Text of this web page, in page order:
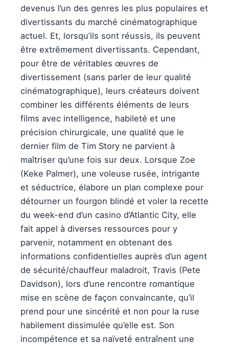
devenus l’un des genres les plus populaires et
divertissants du marché cinématographique
actuel. Et, lorsqu’ils sont réussis, ils peuvent
être extrêmement divertissants. Cependant,
pour être de véritables œuvres de
divertissement (sans parler de leur qualité
cinématographique), leurs créateurs doivent
combiner les différents éléments de leurs
films avec intelligence, habileté et une
précision chirurgicale, une qualité que le
dernier film de Tim Story ne parvient à
maîtriser qu’une fois sur deux. Lorsque Zoe
(Keke Palmer), une voleuse rusée, intrigante
et séductrice, élabore un plan complexe pour
détourner un fourgon blindé et voler la recette
du week-end d’un casino d’Atlantic City, elle
fait appel à diverses ressources pour y
parvenir, notamment en obtenant des
informations confidentielles auprès d’un agent
de sécurité/chauffeur maladroit, Travis (Pete
Davidson), lors d’une rencontre romantique
mise en scène de façon convaincante, qu’il
prend pour une sincérité et non pour la ruse
habilement dissimulée qu’elle est. Son
incompétence et sa naïveté entraînent une